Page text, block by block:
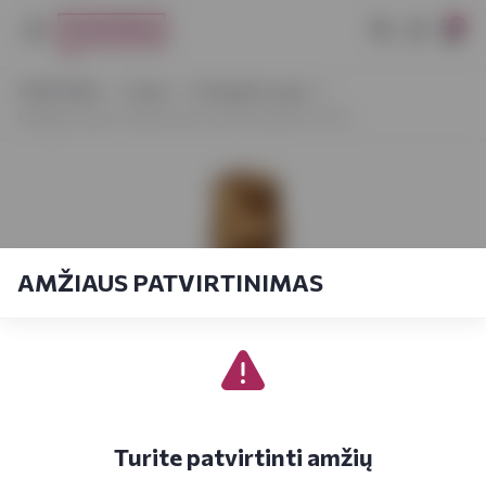
AMŽIAUS PATVIRTINIMAS
Turite patvirtinti amžių